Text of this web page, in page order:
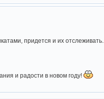
придется и их отслеживать..
и радости в новом году!